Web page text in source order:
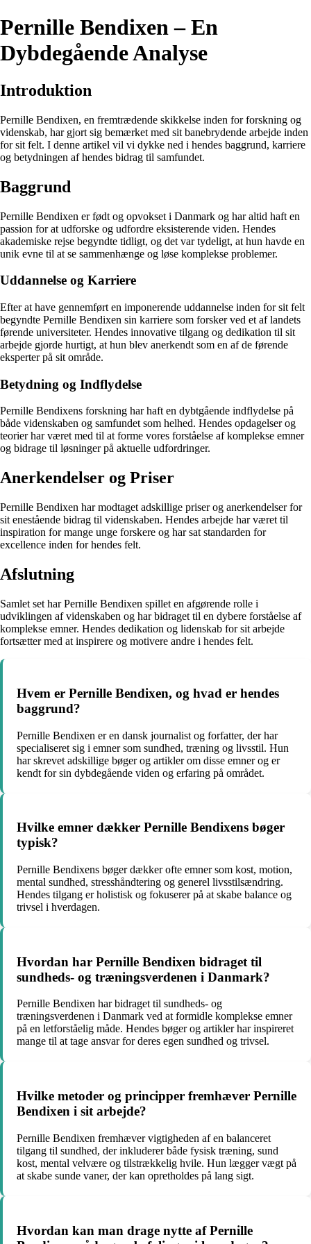
Pernille Bendixen – En
Dybdegående Analyse
Introduktion
Pernille Bendixen, en fremtrædende skikkelse inden for forskning og
videnskab, har gjort sig bemærket med sit banebrydende arbejde inden
for sit felt. I denne artikel vil vi dykke ned i hendes baggrund, karriere
og betydningen af hendes bidrag til samfundet.
Baggrund
Pernille Bendixen er født og opvokset i Danmark og har altid haft en
passion for at udforske og udfordre eksisterende viden. Hendes
akademiske rejse begyndte tidligt, og det var tydeligt, at hun havde en
unik evne til at se sammenhænge og løse komplekse problemer.
Uddannelse og Karriere
Efter at have gennemført en imponerende uddannelse inden for sit felt
begyndte Pernille Bendixen sin karriere som forsker ved et af landets
førende universiteter. Hendes innovative tilgang og dedikation til sit
arbejde gjorde hurtigt, at hun blev anerkendt som en af de førende
eksperter på sit område.
Betydning og Indflydelse
Pernille Bendixens forskning har haft en dybtgående indflydelse på
både videnskaben og samfundet som helhed. Hendes opdagelser og
teorier har været med til at forme vores forståelse af komplekse emner
og bidrage til løsninger på aktuelle udfordringer.
Anerkendelser og Priser
Pernille Bendixen har modtaget adskillige priser og anerkendelser for
sit enestående bidrag til videnskaben. Hendes arbejde har været til
inspiration for mange unge forskere og har sat standarden for
excellence inden for hendes felt.
Afslutning
Samlet set har Pernille Bendixen spillet en afgørende rolle i
udviklingen af videnskaben og har bidraget til en dybere forståelse af
komplekse emner. Hendes dedikation og lidenskab for sit arbejde
fortsætter med at inspirere og motivere andre i hendes felt.
Hvem er Pernille Bendixen, og hvad er hendes
baggrund?
Pernille Bendixen er en dansk journalist og forfatter, der har
specialiseret sig i emner som sundhed, træning og livsstil. Hun
har skrevet adskillige bøger og artikler om disse emner og er
kendt for sin dybdegående viden og erfaring på området.
Hvilke emner dækker Pernille Bendixens bøger
typisk?
Pernille Bendixens bøger dækker ofte emner som kost, motion,
mental sundhed, stresshåndtering og generel livsstilsændring.
Hendes tilgang er holistisk og fokuserer på at skabe balance og
trivsel i hverdagen.
Hvordan har Pernille Bendixen bidraget til
sundheds- og træningsverdenen i Danmark?
Pernille Bendixen har bidraget til sundheds- og
træningsverdenen i Danmark ved at formidle komplekse emner
på en letforståelig måde. Hendes bøger og artikler har inspireret
mange til at tage ansvar for deres egen sundhed og trivsel.
Hvilke metoder og principper fremhæver Pernille
Bendixen i sit arbejde?
Pernille Bendixen fremhæver vigtigheden af en balanceret
tilgang til sundhed, der inkluderer både fysisk træning, sund
kost, mental velvære og tilstrækkelig hvile. Hun lægger vægt på
at skabe sunde vaner, der kan opretholdes på lang sigt.
Hvordan kan man drage nytte af Pernille